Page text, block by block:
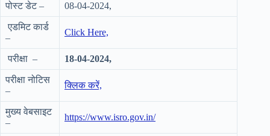
पोस्ट डेट – 08-04-2024,
एडमिट कार्ड
–
Click Here,
परीक्षा – 18-04-2024,
परीक्षा नोटिस
–
क्लिक करें,
मुख्य वेबसाइट
–
https://www.isro.gov.in/